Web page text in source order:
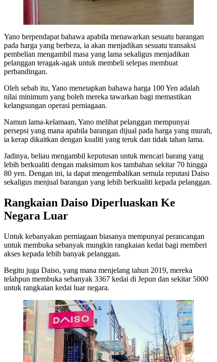
Yano berpendapat bahawa apabila menawarkan sesuatu barangan
pada harga yang berbeza, ia akan menjadikan sesuatu transaksi
pembelian mengambil masa yang lama sekaligus menjadikan
pelanggan teragak-agak untuk membeli selepas membuat
perbandingan.
Oleh sebab itu, Yano menetapkan bahawa harga 100 Yen adalah
nilai minimum yang boleh mereka tawarkan bagi memastikan
kelangsungan operasi perniagaan.
Namun lama-kelamaan, Yano melihat pelanggan mempunyai
persepsi yang mana apabila barangan dijual pada harga yang murah,
ia kerap dikaitkan dengan kualiti yang teruk dan tidak tahan lama.
Jadinya, beliau mengambil keputusan untuk mencari barang yang
lebih berkualiti dengan maksimum kos tambahan sekitar 70 hingga
80 yen. Dengan ini, ia dapat mengembalikan semula reputasi Daiso
sekaligus menjual barangan yang lebih berkualiti kepada pelanggan.
Rangkaian Daiso Diperluaskan Ke
Negara Luar
Untuk kebanyakan perniagaan biasanya mempunyai perancangan
untuk membuka sebanyak mungkin rangkaian kedai bagi memberi
akses kepada lebih banyak pelanggan.
Begitu juga Daiso, yang mana menjelang tahun 2019, mereka
telahpun membuka sebanyak 3367 kedai di Jepun dan sekitar 5000
untuk rangkaian kedai luar negara.